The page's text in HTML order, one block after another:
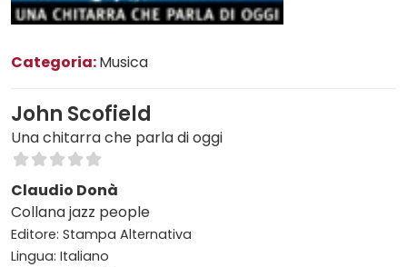
Categoria:Musica
John Scofield
Una chitarra che parla di oggi
Claudio Donà
Collana jazz people
Editore: Stampa Alternativa
Lingua: Italiano